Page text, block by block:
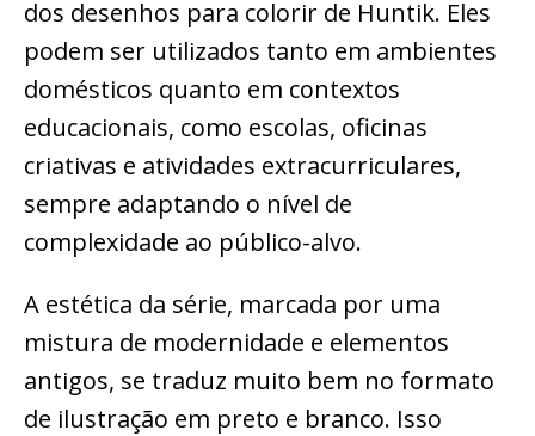
dos desenhos para colorir de Huntik. Eles
podem ser utilizados tanto em ambientes
domésticos quanto em contextos
educacionais, como escolas, oficinas
criativas e atividades extracurriculares,
sempre adaptando o nível de
complexidade ao público-alvo.
A estética da série, marcada por uma
mistura de modernidade e elementos
antigos, se traduz muito bem no formato
de ilustração em preto e branco. Isso